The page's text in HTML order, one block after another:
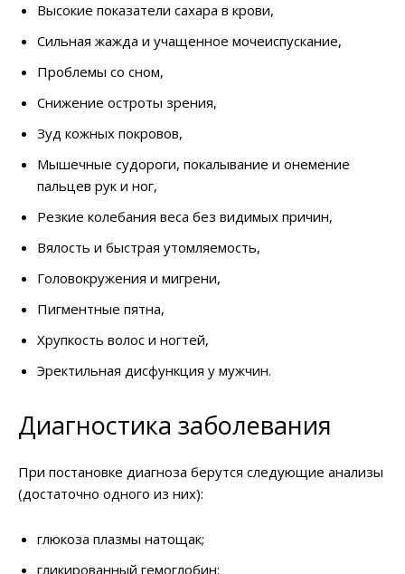
Высокие показатели сахара в крови,
Сильная жажда и учащенное мочеиспускание,
Проблемы со сном,
Снижение остроты зрения,
Зуд кожных покровов,
Мышечные судороги, покалывание и онемение
пальцев рук и ног,
Резкие колебания веса без видимых причин,
Вялость и быстрая утомляемость,
Головокружения и мигрени,
Пигментные пятна,
Хрупкость волос и ногтей,
Эректильная дисфункция у мужчин.
Диагностика заболевания
При постановке диагноза берутся следующие анализы
(достаточно одного из них):
глюкоза плазмы натощак;
гликированный гемоглобин;